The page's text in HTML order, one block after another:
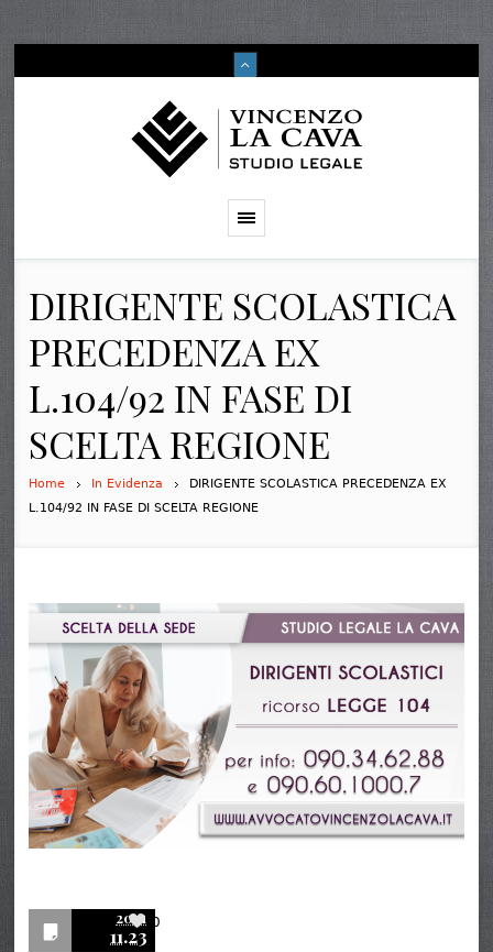
DIRIGENTE SCOLASTICA
PRECEDENZA EX
L.104/92 IN FASE DI
SCELTA REGIONE
Home In Evidenza
DIRIGENTE SCOLASTICA PRECEDENZA EX
L.104/92 IN FASE DI SCELTA REGIONE
2021
11.23
0